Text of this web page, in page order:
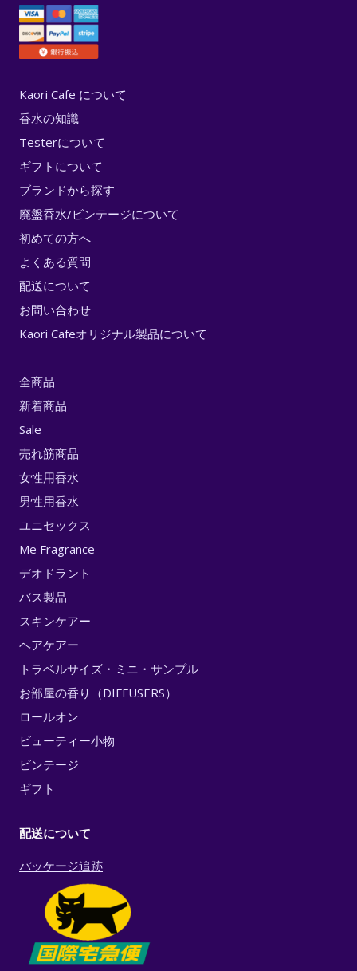
Kaori Cafe について
香水の知識
Testerについて
ギフトについて
ブランドから探す
廃盤香水/ビンテージについて
初めての方へ
よくある質問
配送について
お問い合わせ
Kaori Cafeオリジナル製品について
全商品
新着商品
Sale
売れ筋商品
女性用香水
男性用香水
ユニセックス
Me Fragrance
デオドラント
バス製品
スキンケアー
ヘアケアー
トラベルサイズ・ミニ・サンプル
お部屋の香り（DIFFUSERS）
ロールオン
ビューティー小物
ビンテージ
ギフト
配送について
パッケージ追跡